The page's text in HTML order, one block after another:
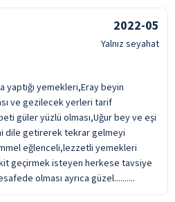
2022-05
Yalnız seyahat
yemekleri,Eray beyin
ve gezilecek yerleri tarif
güler yüzlü olması,Uğur bey ve eşi
dile getirerek tekrar gelmeyi
eğlenceli,lezzetli yemekleri
geçirmek isteyen herkese tavsiye
olması ayrıca güzel..........